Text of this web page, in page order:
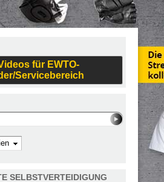
für EWTO-
Servicebereich
SELBSTVERTEIDIGUNG